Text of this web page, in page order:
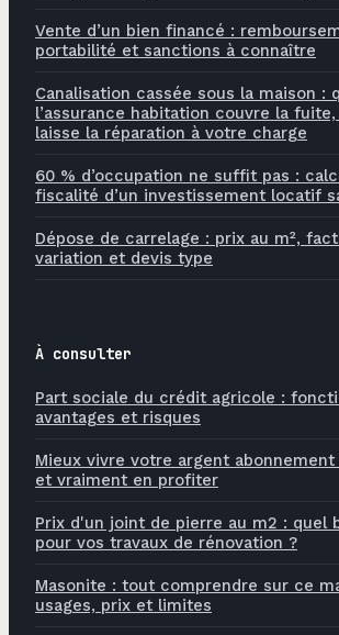
Vente d’un bien financé :
portabilité et sanctions à connaître
Canalisation cassée sous la maison :
l’assurance habitation couvre la
laisse la réparation à votre charge
60 % d’occupation ne suffit pas :
fiscalité d’un investissement locatif
Dépose de carrelage : prix au m²,
variation et devis type
À consulter
Part sociale du crédit agricole :
avantages et risques
Mieux vivre votre argent
et vraiment en profiter
Prix d'un joint de pierre au m2 : quel
pour vos travaux de rénovation ?
Masonite : tout comprendre sur ce
usages, prix et limites